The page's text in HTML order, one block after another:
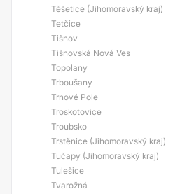
Těšetice (Jihomoravský kraj)
Tetčice
Tišnov
Tišnovská Nová Ves
Topolany
Trboušany
Trnové Pole
Troskotovice
Troubsko
Trstěnice (Jihomoravský kraj)
Tučapy (Jihomoravský kraj)
Tulešice
Tvarožná